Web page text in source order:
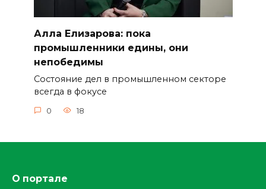
Алла Елизарова: пока
промышленники едины, они
непобедимы
Состояние дел в промышленном секторе
всегда в фокусе
0 18
О портале